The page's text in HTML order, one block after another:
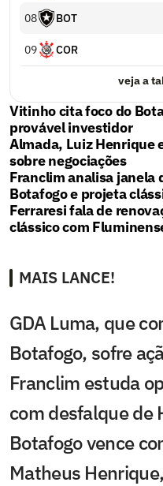
08 BOT
09 COR
veja a
Vitinho cita foco do
provável investidor
Almada, Luiz Henrique
sobre negociações
Franclim analisa janela
Botafogo e projeta
Ferraresi fala de
clássico com
MAIS LANCE!
GDA Luma, que
Botafogo, sofre
Franclim estuda
com desfalque de
Botafogo vence
Matheus